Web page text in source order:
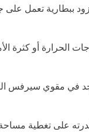
ببطارية تعمل
الحرارة أو كثرة
في مقوي سيرفس
على تغطية